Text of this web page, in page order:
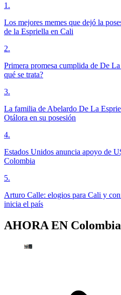
1 .
Los mejores memes que dejó la
de la Espriella en Cali
2.
Primera promesa cumplida de De
qué se trata?
3.
La familia de Abelardo De La
Otálora en su posesión
4.
Estados Unidos anuncia apoyo de
Colombia
5.
Arturo Calle: elogios para Cali y
inicia el país
AHORA EN Colombia